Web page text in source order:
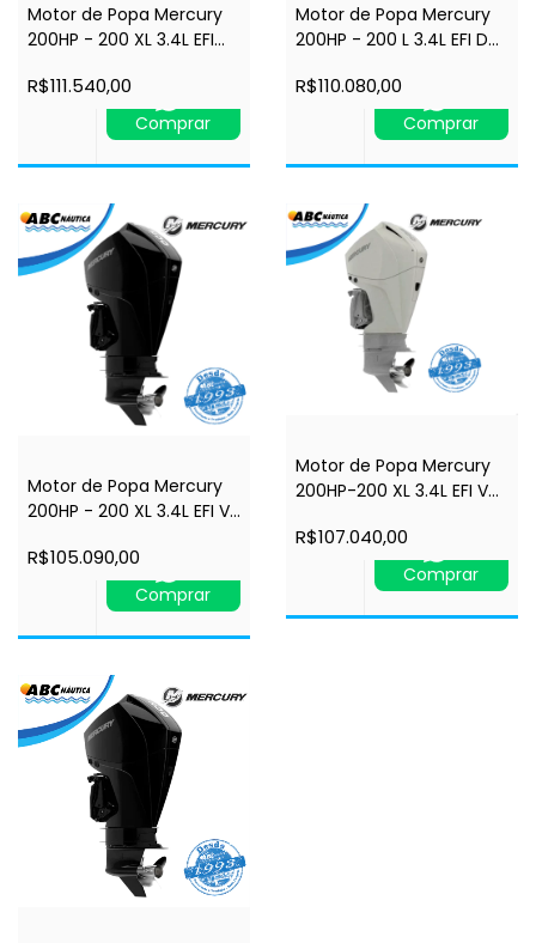
Motor de Popa Mercury
200HP - 200 XL 3.4L EFI
Comando à Distância -
Power Trim - Rabeta 25"
- 4 tempos
R$111.540,00
Comprar
Motor de Popa Mercury
200HP - 200 L 3.4L EFI DTS
à Distância - Power Trim
- Rabeta 20" - 4 tempos
R$110.080,00
Comprar
Motor de Popa Mercury
200HP - 200 XL 3.4L EFI V6
Distância - Power Trim -
Rabeta 25" - 4 tempos
R$105.090,00
Comprar
Motor de Popa Mercury
200HP-200 XL 3.4L EFI V6
Comando à Distância -
Power Trim - Rabeta 25"
- 4 tempos
R$107.040,00
Comprar